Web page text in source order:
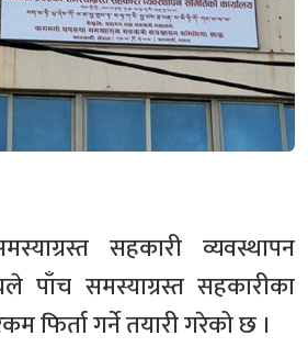
सहकारी व्यवस्थापन
पाँच समस्याग्रस्त सहकारीका
फिर्ता गर्ने तयारी गरेको छ ।